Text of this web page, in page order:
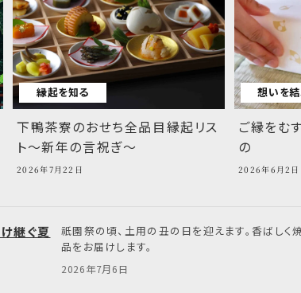
縁起を知る
下鴨茶寮のおせち全品目縁起リス
ト～新年の言祝ぎ～
2026年7月22日
想いを
ご縁をむ
の
2026年6月2日
継ぐ夏
祇園祭の頃、土用の丑の日を迎えます。香ばしく
品をお届けします。
2026年7月6日